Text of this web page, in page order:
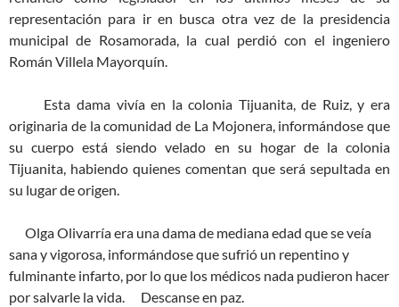
representación para ir en busca otra vez de la presidencia
municipal de Rosamorada, la cual perdió con el ingeniero
Román Villela Mayorquín.
Esta dama vivía en la colonia Tijuanita, de Ruiz, y era
originaria de la comunidad de La Mojonera, informándose que
su cuerpo está siendo velado en su hogar de la colonia
Tijuanita, habiendo quienes comentan que será sepultada en
su lugar de origen.
Olga Olivarría era una dama de mediana edad que se veía
sana y vigorosa, informándose que sufrió un repentino y
fulminante infarto, por lo que los médicos nada pudieron hacer
por salvarle la vida. Descanse en paz.